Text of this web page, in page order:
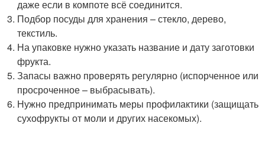
даже если в компоте всё соединится.
Подбор посуды для хранения – стекло, дерево,
текстиль.
На упаковке нужно указать название и дату заготовки
фрукта.
Запасы важно проверять регулярно (испорченное или
просроченное – выбрасывать).
Нужно предпринимать меры профилактики (защищать
сухофрукты от моли и других насекомых).